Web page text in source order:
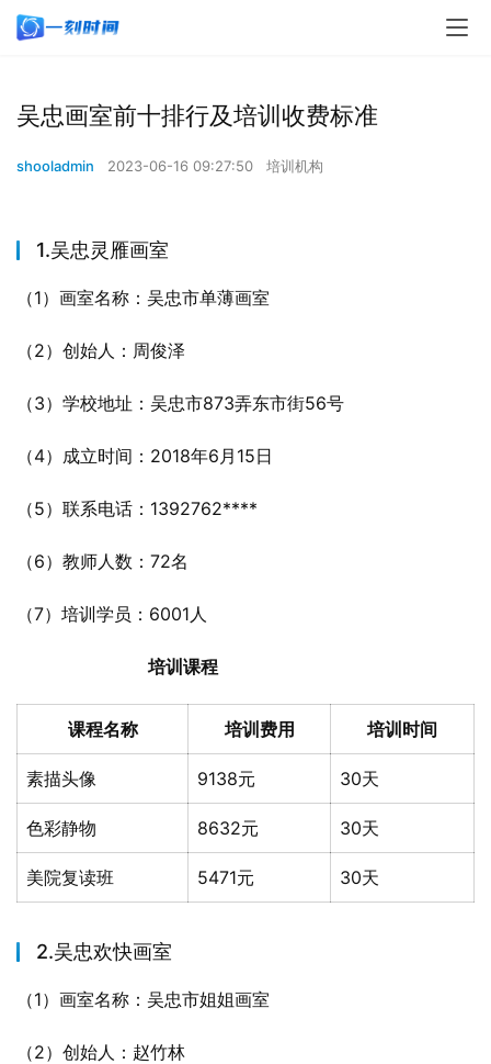
吴忠画室前十排行及培训收费标准
shooladmin 2023-06-16 09:27:50 培训机构
1.吴忠灵雁画室
（1）画室名称：吴忠市单薄画室
（2）创始人：周俊泽
（3）学校地址：吴忠市873弄东市街56号
（4）成立时间：2018年6月15日
（5）联系电话：1392762****
（6）教师人数：72名
（7）培训学员：6001人
培训课程
课程名称 培训费用 培训时间
素描头像 9138元 30天
色彩静物 8632元 30天
美院复读班 5471元 30天
2.吴忠欢快画室
（1）画室名称：吴忠市姐姐画室
（2）创始人：赵竹林